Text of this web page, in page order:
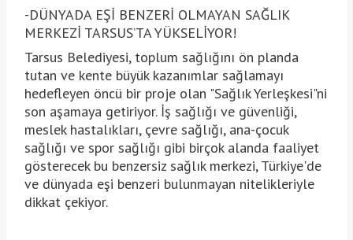
-DÜNYADA EŞİ BENZERİ OLMAYAN SAĞLIK
MERKEZİ TARSUS’TA YÜKSELİYOR!
Tarsus Belediyesi, toplum sağlığını ön planda
tutan ve kente büyük kazanımlar sağlamayı
hedefleyen öncü bir proje olan "Sağlık Yerleşkesi"ni
son aşamaya getiriyor. İş sağlığı ve güvenliği,
meslek hastalıkları, çevre sağlığı, ana-çocuk
sağlığı ve spor sağlığı gibi birçok alanda faaliyet
gösterecek bu benzersiz sağlık merkezi, Türkiye'de
ve dünyada eşi benzeri bulunmayan nitelikleriyle
dikkat çekiyor.